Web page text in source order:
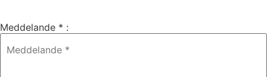
Meddelande * :